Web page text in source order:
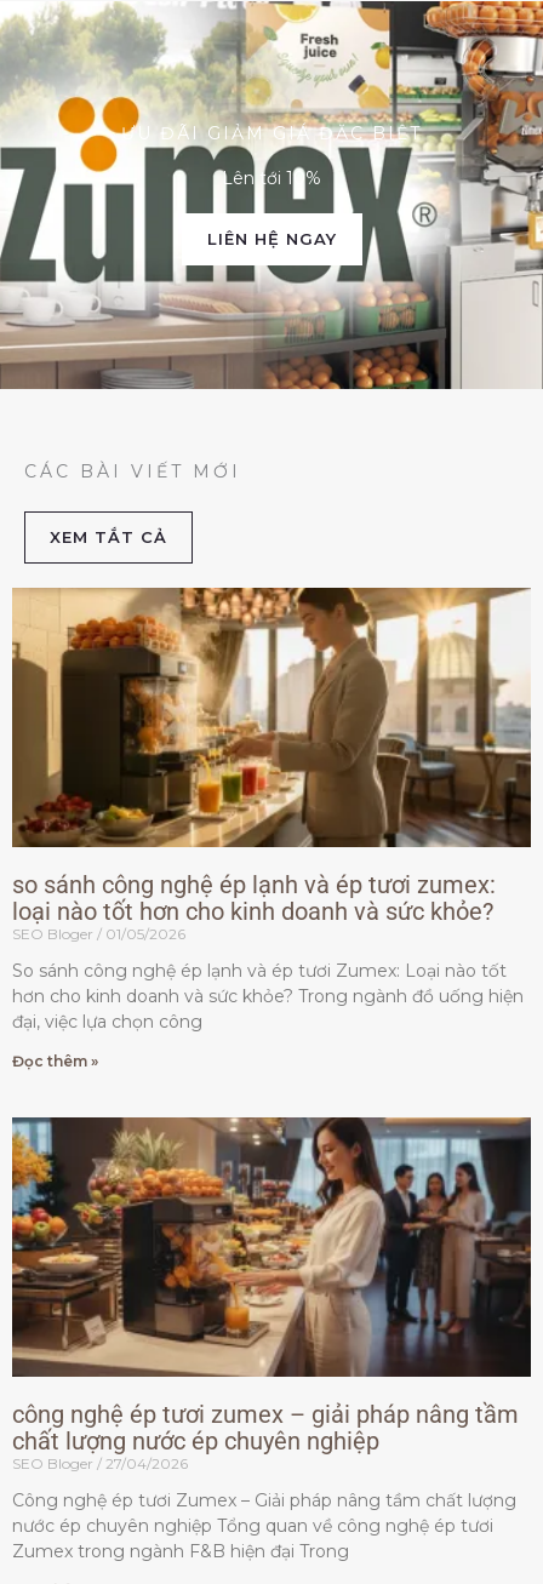
ƯU ĐÃI GIẢM GIÁ ĐẶC BIỆT
Lên tới 10%
LIÊN HỆ NGAY
CÁC BÀI VIẾT MỚI
XEM TẮT CẢ
so sánh công nghệ ép lạnh và ép tươi zumex:
loại nào tốt hơn cho kinh doanh và sức khỏe?
SEO Bloger 01/05/2026
So sánh công nghệ ép lạnh và ép tươi Zumex: Loại nào tốt
hơn cho kinh doanh và sức khỏe? Trong ngành đồ uống hiện
đại, việc lựa chọn công
Đọc thêm »
công nghệ ép tươi zumex – giải pháp nâng tầm
chất lượng nước ép chuyên nghiệp
SEO Bloger 27/04/2026
Công nghệ ép tươi Zumex – Giải pháp nâng tầm chất lượng
nước ép chuyên nghiệp Tổng quan về công nghệ ép tươi
Zumex trong ngành F&B hiện đại Trong